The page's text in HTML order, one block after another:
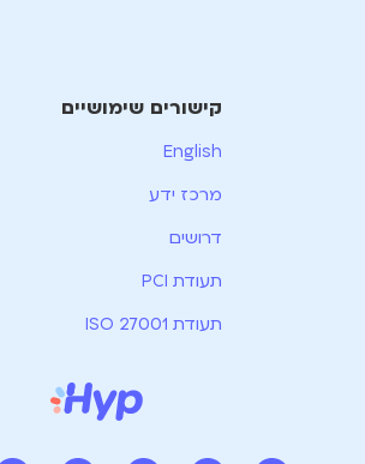
קישורים שימושיים
English
מרכז ידע
דרושים
תעודת PCI
תעודת ISO 27001